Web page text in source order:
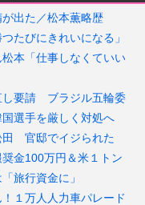
出た／松本薫略歴
つたびにきれいになる」
本「仕事しなくていい
し要請 ブラジル五輪委
選手を厳しく対処へ
田 官邸でイジられた
金100万円＆米１トン
旅行資金に」
１万人人力車パレード